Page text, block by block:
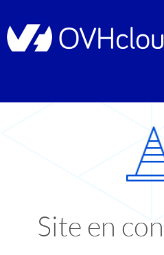
Site en